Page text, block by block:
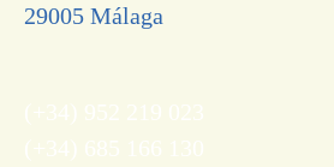
29005 Málaga